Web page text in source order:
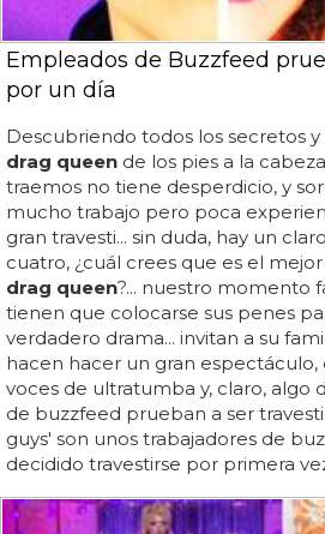
Empleados de Buzzfeed
por un día
Descubriendo todos los secretos
drag queen de los pies a la
traemos no tiene desperdicio, y
mucho trabajo pero poca
gran travesti... sin duda, hay un
cuatro, ¿cuál crees que es el
drag queen?... nuestro momento
tienen que colocarse sus penes
verdadero drama... invitan a su
hacen hacer un gran espectáculo,
voces de ultratumba y, claro, algo
de buzzfeed prueban a ser
guys' son unos trabajadores de
decidido travestirse por primera